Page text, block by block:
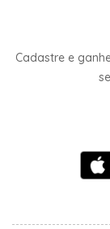
Cadastre e